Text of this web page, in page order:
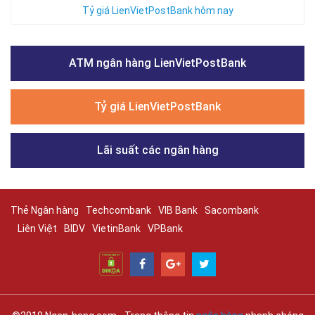
Tỷ giá LienVietPostBank hôm nay
ATM ngân hàng LienVietPostBank
Tỷ giá LienVietPostBank
Lãi suất các ngân hàng
Thẻ Ngân hàng Techcombank VIB Bank
Sacombank
Liên Việt
BIDV VietinBank VPBank